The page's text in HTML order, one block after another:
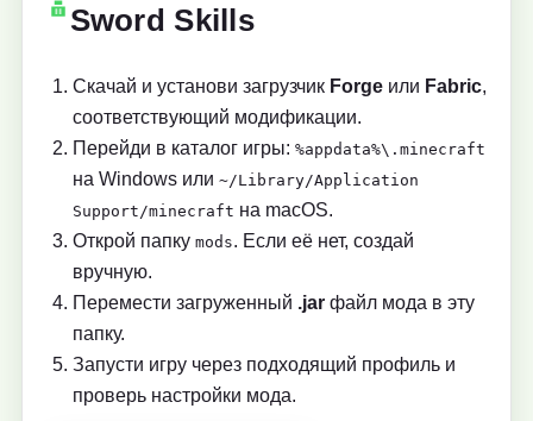
Sword Skills
Скачай и установи загрузчик Forge или Fabric,
соответствующий модификации.
Перейди в каталог игры: %appdata%\.minecraft
на Windows или ~/Library/Application
Support/minecraft на macOS.
Открой папку mods. Если её нет, создай
вручную.
Перемести загруженный .jar файл мода в эту
папку.
Запусти игру через подходящий профиль и
проверь настройки мода.